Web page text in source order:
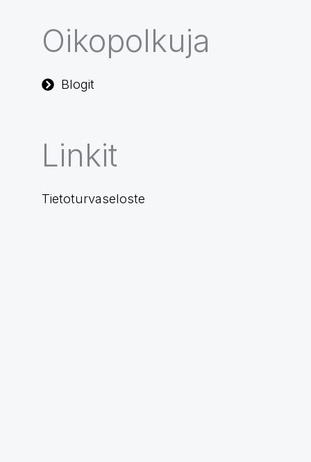
Oikopolkuja
Blogit
Linkit
Tietoturvaseloste